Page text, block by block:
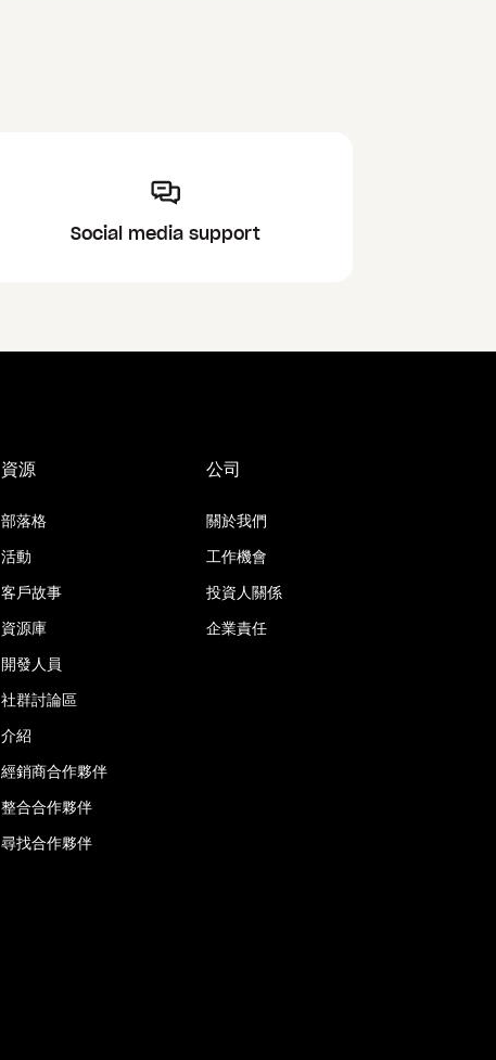
Social media support
資源
部落格
活動
客戶故事
資源庫
開發人員
社群討論區
介紹
經銷商合作夥伴
整合合作夥伴
尋找合作夥伴
公司
關於我們
工作機會
投資人關係
企業責任